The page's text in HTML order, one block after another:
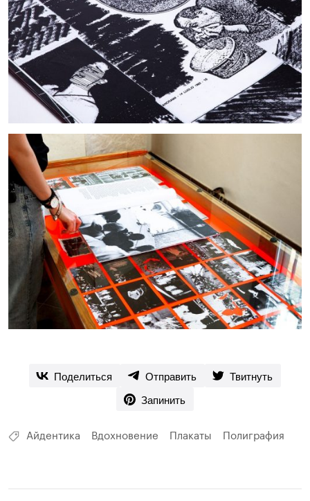
Поделиться Отправить
Твитнуть
Запинить
Айдентика Вдохновение Плакаты Полиграфия